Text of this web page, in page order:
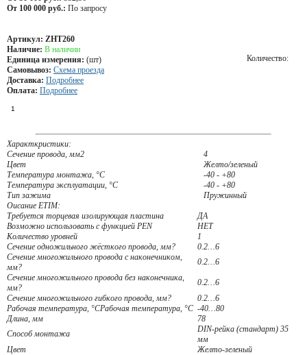
От 100 000 руб.: По запросу
Артикул: ZHT260
Наличие: В наличии
Единица измерения: (шт)
Самовывоз: Схема проезда
Доставка: Подробнее
Оплата: Подробнее
Количество:
Характкристики:
Сечение провода, мм2
4
Цвет
Желто/зеленый
Температура монтажа, °С
-40 - +80
Температура эксплуатации, °С
-40 - +80
Тип зажима
Пружинный
Оисание ETIM:
Требуется торцевая изолирующая пластина
ДА
Возможно использовать с функцией PEN
НЕТ
Количество уровней
1
Сечение одножильного жёсткого провода, мм?
0.2…6
Сечение многожильного провода с наконечником,
мм?
0.2…6
Сечение многожильного провода без наконечника,
мм?
0.2…6
Сечение многожильного гибкого провода, мм?
0.2…6
Рабочая температура, °CРабочая температура, °C -40…80
Длина, мм
78
Способ монтажа
DIN-рейка (стандарт) 35
мм
Цвет
Желто-зеленый